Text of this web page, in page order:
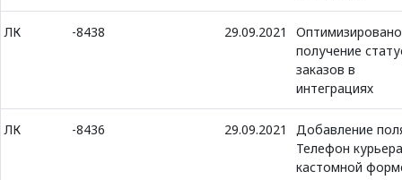
ЛК -8438 29.09.2021
Оптимизировано
получение
заказов в
интеграциях
ЛК -8436 29.09.2021
Добавление
Телефон
кастомной